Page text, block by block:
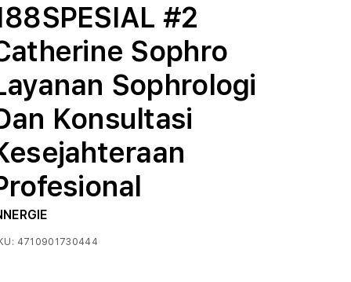
#2
Sophro
Sophrologi
Konsultasi
4710901730444